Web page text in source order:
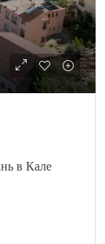
в Кале